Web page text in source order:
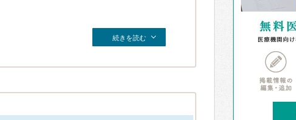
続きを読む